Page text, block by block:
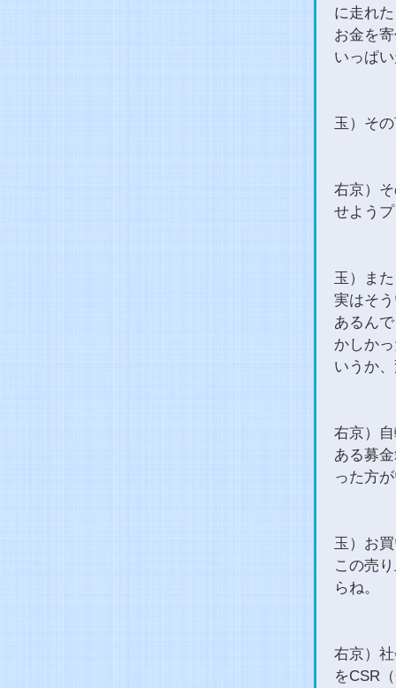
に走れ
お金を
いっぱ
玉）そ
右京）
せよう
玉）ま
実はそ
あるん
かしか
いうか
右京）
ある募
った方
玉）お
この売
らね。
右京）
をCSR